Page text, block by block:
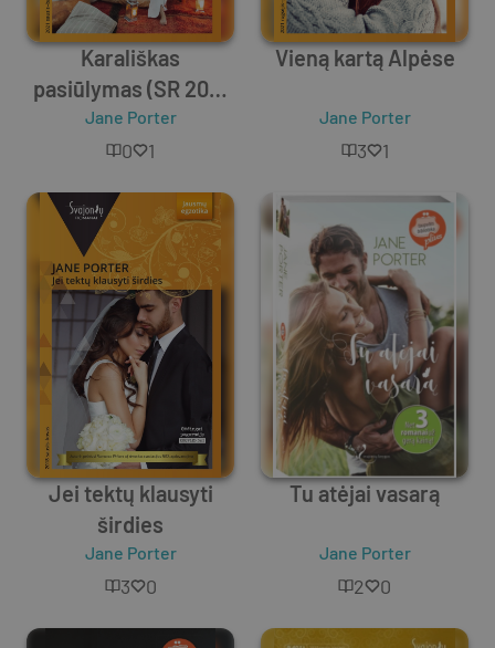
Karališkas
pasiūlymas (SR 2021
01-04)
Jane Porter
0 1
Vieną kartą Alpėse
Jane Porter
3 1
Jei tektų klausyti
širdies
Jane Porter
3 0
Tu atėjai vasarą
Jane Porter
2 0